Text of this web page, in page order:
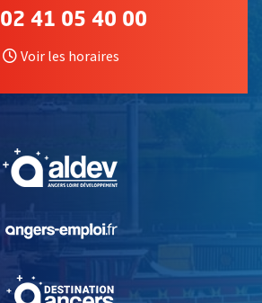
02 41 05 40 00
Voir les horaires
, Ouvre une nouvelle